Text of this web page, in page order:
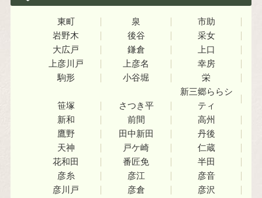
東町 泉
市助
岩野木
後谷
采女
大広戸
鎌倉
上口
上彦川戸
上彦名
幸房
駒形
小谷堀 栄
笹塚 さつき平
新三郷ららシ
ティ
新和
前間
高州
鷹野
田中新田
丹後
天神
戸ケ崎
仁蔵
花和田
番匠免
半田
彦糸
彦江
彦音
彦川戸
彦倉
彦沢